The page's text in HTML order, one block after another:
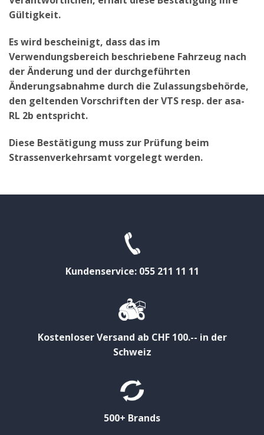
Gültigkeit.
Es wird bescheinigt, dass das im
Verwendungsbereich beschriebene Fahrzeug nach
der Änderung und der durchgeführten
Änderungsabnahme durch die Zulassungsbehörde,
den geltenden Vorschriften der VTS resp. der asa-
RL 2b entspricht.
Diese Bestätigung muss zur Prüfung beim
Strassenverkehrsamt vorgelegt werden.
Kundenservice: 055 211 11 11
Kostenloser Versand ab CHF 100.-- in der
Schweiz
500+ Brands